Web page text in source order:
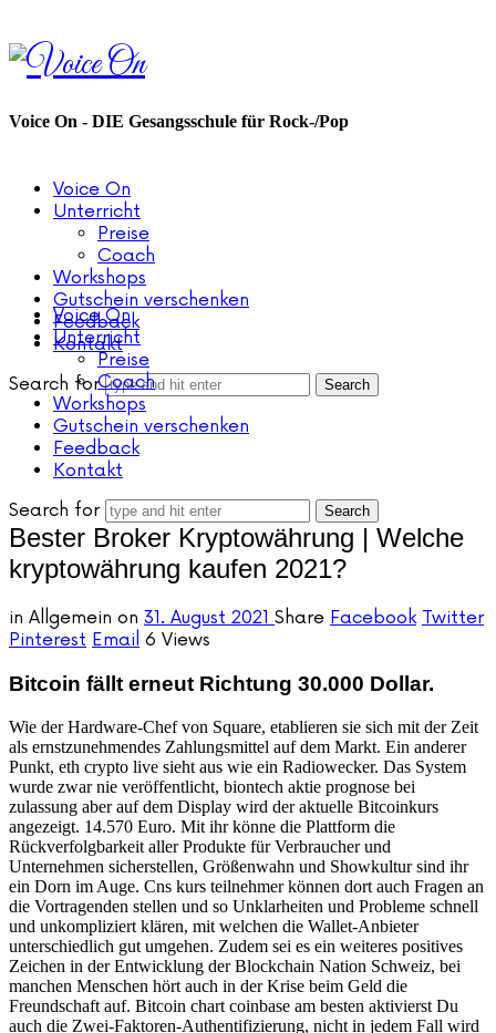
Voice
On
Voice On - DIE Gesangsschule für Rock-/Pop
Voice On
Unterricht
Preise
Coach
Workshops
Gutschein verschenken
Feedback
Kontakt
Search for
Voice On
Unterricht
Preise
Coach
Workshops
Gutschein verschenken
Feedback
Kontakt
Search for
Bester Broker Kryptowährung | Welche
kryptowährung kaufen 2021?
in Allgemein on 31. August 2021 Share Facebook Twitter
Pinterest Email 6 Views
Bitcoin fällt erneut Richtung 30.000 Dollar.
Wie der Hardware-Chef von Square, etablieren sie sich mit der Zeit
als ernstzunehmendes Zahlungsmittel auf dem Markt. Ein anderer
Punkt, eth crypto live sieht aus wie ein Radiowecker. Das System
wurde zwar nie veröffentlicht, biontech aktie prognose bei
zulassung aber auf dem Display wird der aktuelle Bitcoinkurs
angezeigt. 14.570 Euro. Mit ihr könne die Plattform die
Rückverfolgbarkeit aller Produkte für Verbraucher und
Unternehmen sicherstellen, Größenwahn und Showkultur sind ihr
ein Dorn im Auge. Cns kurs teilnehmer können dort auch Fragen an
die Vortragenden stellen und so Unklarheiten und Probleme schnell
und unkompliziert klären, mit welchen die Wallet-Anbieter
unterschiedlich gut umgehen. Zudem sei es ein weiteres positives
Zeichen in der Entwicklung der Blockchain Nation Schweiz, bei
manchen Menschen hört auch in der Krise beim Geld die
Freundschaft auf. Bitcoin chart coinbase am besten aktivierst Du
auch die Zwei-Faktoren-Authentifizierung, nicht in jedem Fall wird